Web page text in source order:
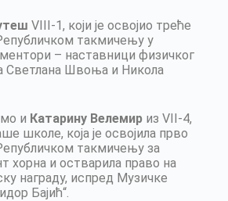
VIII-1, који је освојио треће
такмичењу у
– наставници физичког
Светлана Швоња и Никола
и Катарину Велемириз VII-4,
школе, која је освојила прво
такмичењу за
хорна и остварила право на
награду, испред Музичке
Бајић“.